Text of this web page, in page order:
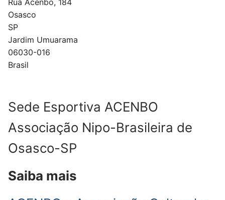
Osasco
SP
Jardim Umuarama
06030-016
Brasil
Sede Esportiva ACENBO
Associação Nipo-Brasileira de
Osasco-SP
Saiba mais